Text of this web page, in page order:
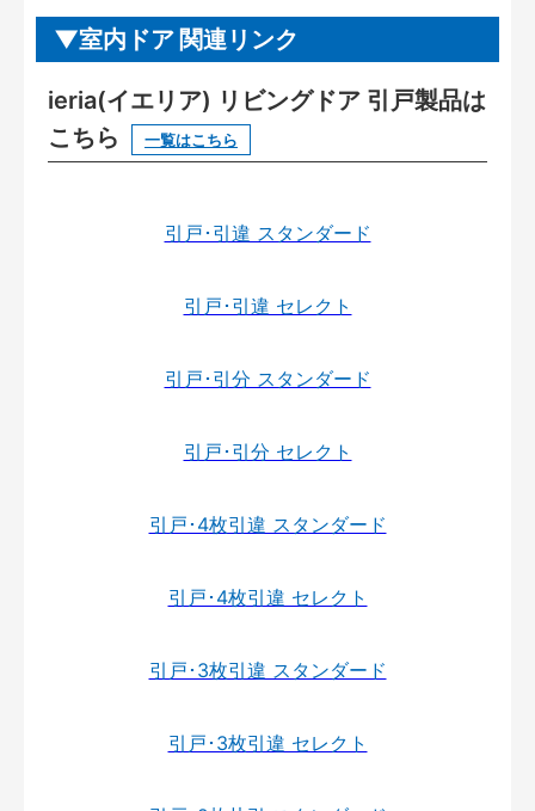
室内ドア 関連リンク
ieria(イエリア) リビングドア 引戸製品は
こちら
一覧はこちら
引戸･引違 スタンダード
引戸･引違 セレクト
引戸･引分 スタンダード
引戸･引分 セレクト
引戸･4枚引違 スタンダード
引戸･4枚引違 セレクト
引戸･3枚引違 スタンダード
引戸･3枚引違 セレクト